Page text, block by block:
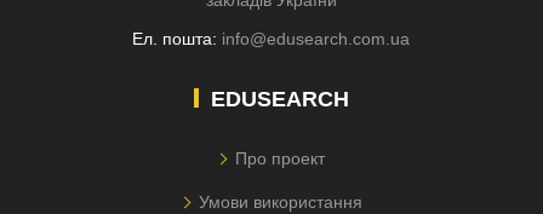
Ел. пошта: info@edusearch.com.ua
EDUSEARCH
Про проект
Умови використання